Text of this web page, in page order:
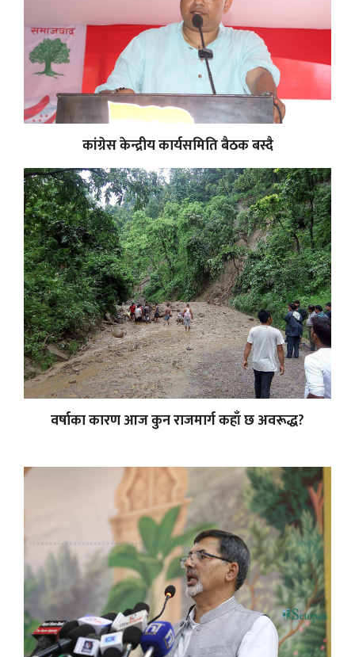
कांग्रेस केन्द्रीय कार्यसमिति बैठक बस्दै
वर्षाका कारण आज कुन राजमार्ग कहाँ छ अवरूद्ध?